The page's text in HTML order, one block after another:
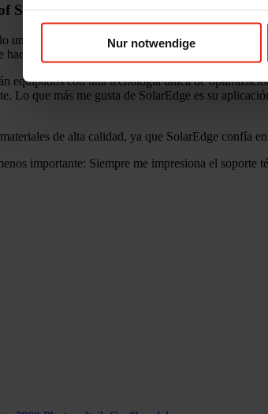
Nur notwendige
Sales
un fabricante de inversores de primera línea para
hace más de 5 años: la tecnología pionera y los
equipados con una tecnología única de
Lo que más me gusta de SolarEdge es su
de alta calidad, ya que SolarEdge confía
importante: Siempre me impresiona el soporte